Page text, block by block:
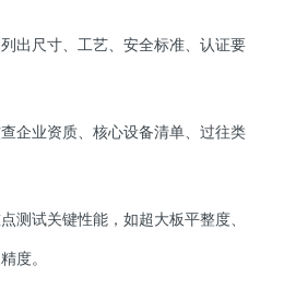
列出尺寸、工艺、安全标准、认证要
查企业资质、核心设备清单、过往类
点测试关键性能，如超大板平整度、
度。